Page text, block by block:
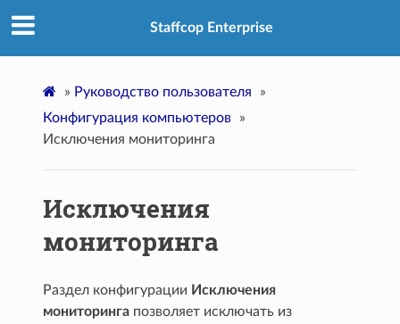
Staffcop Enterprise
» Руководство пользователя
»
Конфигурация компьютеров
»
Исключения мониторинга
Исключения
мониторинга
Раздел конфигурации Исключения
мониторинга позволяет исключать из